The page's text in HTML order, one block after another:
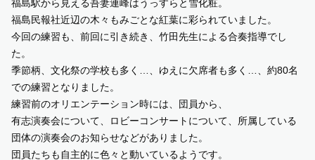
SUPPORT US
福島駅から見える吾妻連峰はうっすらと雪化粧。
福島民報社近辺の木々もみごとな紅葉に彩られていました。
今回の練習も、前回に引き続き、竹田先生による合奏指導でし
た。
季節柄、文化祭の学校も多く…、ゆえに欠席者も多く…、約80名
での練習となりました。
練習前のオリエンテーション時には、団員から、
有志演奏会について、ロビーコンサートについて、所属している
団体の演奏会のお知らせなどがありました。
団員たちも自主的に色々と動いているようです。